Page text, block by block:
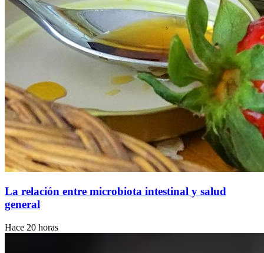
La relación entre microbiota intestinal y salud
general
Hace 20 horas